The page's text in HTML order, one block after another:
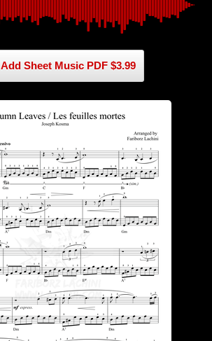
Add Sheet Music PDF $3.99